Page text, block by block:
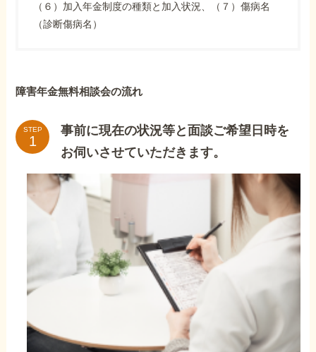
（６）加入年金制度の種類と加入状況、（７）傷病名
（診断傷病名）
障害年金無料相談会の流れ
STEP
事前に現在の状況等と面談ご希望日時を
お伺いさせていただきます。